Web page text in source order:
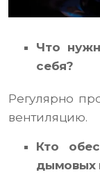
Что
себя?
Регулярно
вентиляцию.
Кто
дымовых